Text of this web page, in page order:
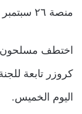
منصة ٢٦ سبتمبر – لحج
اختطف مسلحون
كروزر تابعة
اليوم الخميس.